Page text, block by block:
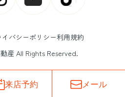
バシーポリシー利用規約
産 All Rights Reserved.
来店予約 メール